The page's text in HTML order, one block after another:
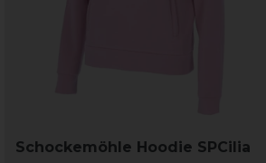
Schockemöhle Hoodie SPCilia